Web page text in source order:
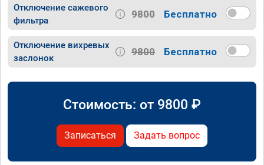
Отключение сажевого
фильтра
9800 Бесплатно
Отключение вихревых
заслонок
9800 Бесплатно
Стоимость: от 9800 ₽
Записаться Задать вопрос